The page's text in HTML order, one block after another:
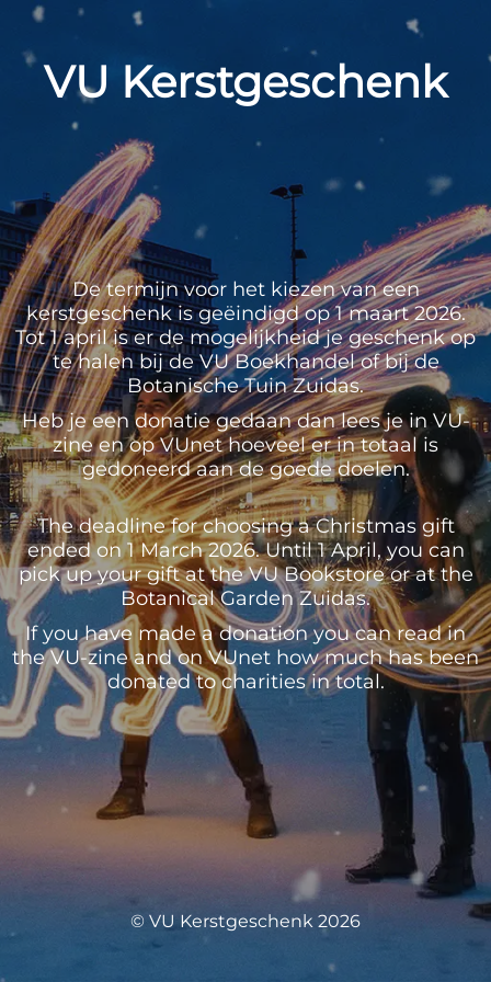
VU Kerstgeschenk
De termijn voor het kiezen van een
kerstgeschenk is geëindigd op 1 maart 2026.
Tot 1 april is er de mogelijkheid je geschenk op
te halen bij de VU Boekhandel of bij de
Botanische Tuin Zuidas.
Heb je een donatie gedaan dan lees je in VU-
zine en op VUnet hoeveel er in totaal is
gedoneerd aan de goede doelen.
The deadline for choosing a Christmas gift
ended on 1 March 2026. Until 1 April, you can
pick up your gift at the VU Bookstore or at the
Botanical Garden Zuidas.
If you have made a donation you can read in
the VU-zine and on VUnet how much has been
donated to charities in total.
© VU Kerstgeschenk 2026